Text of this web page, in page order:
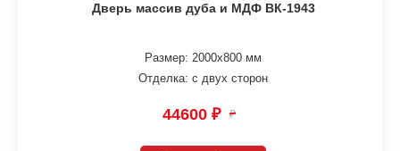
Дверь массив дуба и МДФ ВК-1943
Размер: 2000х800 мм
Отделка: с двух сторон
44600 ₽ ₽